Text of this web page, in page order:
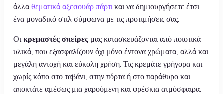
άλλα θεματικά αξεσουάρ πάρτικαι να δημιουργήσετε έτσι
ένα μοναδικό στιλ σύμφωνα με τις προτιμήσεις σας.
Οικρεμαστές σπείρες μας κατασκευάζονται από ποιοτικά
υλικά, που εξασφαλίζουν όχι μόνο έντονα χρώματα, αλλά και
μεγάλη αντοχή και εύκολη χρήση. Τις κρεμάτε γρήγορα και
χωρίς κόπο στο ταβάνι, στην πόρτα ή στο παράθυρο και
αποκτάτε αμέσως μια χαρούμενη και φρέσκια ατμόσφαιρα.